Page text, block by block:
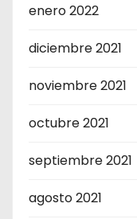
enero 2022
diciembre 2021
noviembre 2021
octubre 2021
septiembre 2021
agosto 2021